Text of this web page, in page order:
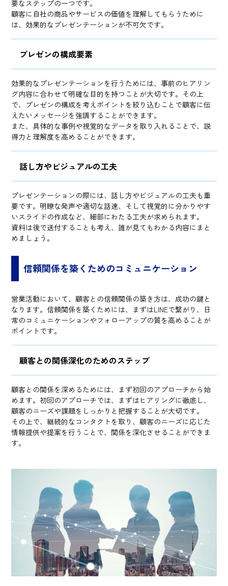
要なステップの一つです。
顧客に自社の商品やサービスの価値を理解してもらうために
は、効果的なプレゼンテーションが不可欠です。
プレゼンの構成要素
効果的なプレゼンテーションを行うためには、事前のヒアリン
グ内容に合わせて明確な目的を持つことが大切です。その上
で、プレゼンの構成を考えポイントを絞り込むことで顧客に伝
えたいメッセージを強調することができます。
また、具体的な事例や視覚的なデータを取り入れることで、説
得力と理解度を高めることができます。
話し方やビジュアルの工夫
プレゼンテーションの際には、話し方やビジュアルの工夫も重
要です。明瞭な発声や適切な話速、そして視覚的に分かりやす
いスライドの作成など、細部にわたる工夫が求められます。
資料は後で送付することも考え、誰が見てもわかる内容にまと
めましょう。
信頼関係を築くためのコミュニケーション
営業活動において、顧客との信頼関係の築き方は、成功の鍵と
なります。信頼関係を築くためには、まずはLINEで繋がり、日
常のコミュニケーションやフォローアップの質を高めることが
ポイントです。
顧客との関係深化のためのステップ
顧客との関係を深めるためには、まず初回のアプローチから始
めます。初回のアプローチでは、まずはヒアリングに徹底し、
顧客のニーズや課題をしっかりと把握することが大切です。
その上で、継続的なコンタクトを取り、顧客のニーズに応じた
情報提供や提案を行うことで、関係を深化させることができま
す。